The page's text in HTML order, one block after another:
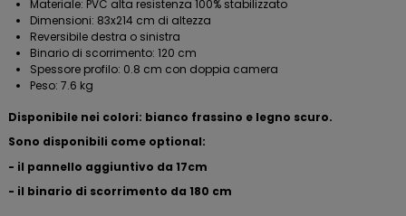
Materiale: PVC alta resistenza 100% stabilizzato
Dimensioni: 83x214 cm di altezza
Reversibile destra o sinistra
Binario di scorrimento: 120 cm
Spessore profilo: 0.8 cm con doppia camera
Peso: 7.6 kg
Disponibile nei colori: bianco frassino e legno scuro.
Sono disponibili come optional:
- il pannello aggiuntivo da 17cm
- il binario di scorrimento da 180 cm